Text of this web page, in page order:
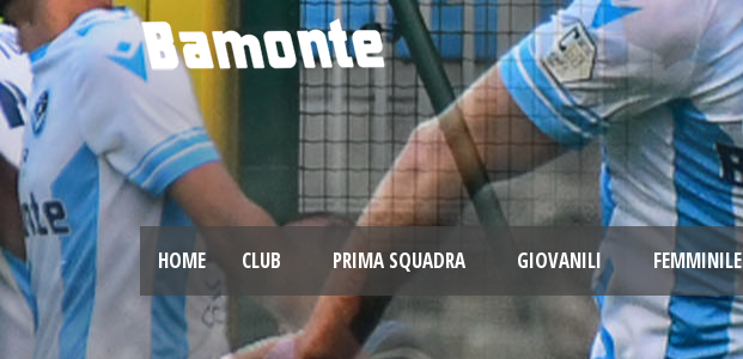
HOME CLUB PRIMA SQUADRA GIOVANILI FEMMINILE